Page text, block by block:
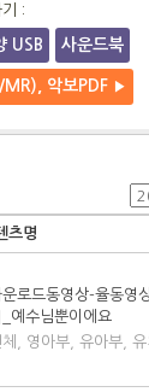
:
USB 사운드북
악보PDF ▶
츠명
운로드동영상-율동영
예수님뿐이에요
체, 영아부, 유아부, 유